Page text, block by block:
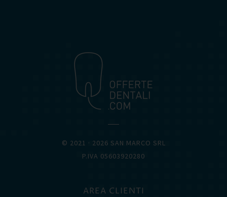
© 2021 · 2026 SAN MARCO SRL
P.IVA 05603920280
AREA CLIENTI